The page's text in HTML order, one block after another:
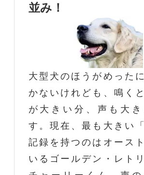
並み！
大型犬のほうがめった
かないけれども、鳴く
が大きい分、声も大
す。現在、最も大きい
記録を持つのはオース
いるゴールデン・レト